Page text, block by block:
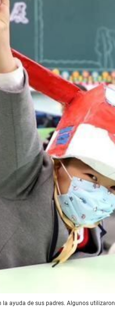
ayuda de sus padres. Algunos